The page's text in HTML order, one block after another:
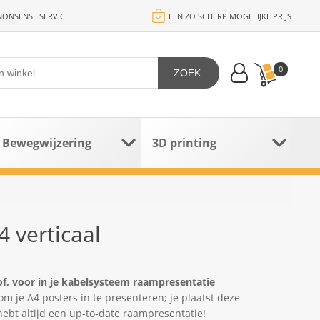
SERVICE EEN ZO SCHERP MOGELIJKE PRIJS
0
ZOEK
Bewegwijzering 3D printing
verticaal
voor in je kabelsysteem raampresentatie
je A4 posters in te presenteren; je plaatst deze
altijd een up-to-date raampresentatie!